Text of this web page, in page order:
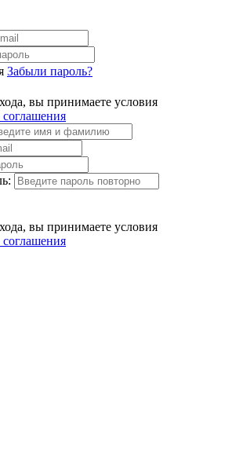
Забыли пароль?
вы принимаете условия
соглашения
вы принимаете условия
соглашения